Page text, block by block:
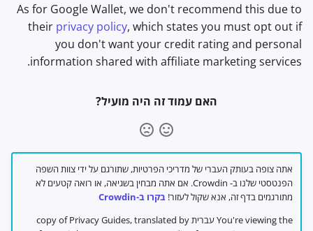
As for Google Wallet, we don't recommend this due to
their privacy policy, which states you must opt out if
you don't want your credit rating and personal
information shared with affiliate marketing services.
האם עמוד זה היה מועיל?
אתה צופה בעותק העברי של מדריכי הפרטיות, שתורגם על ידי צוות השפה
הפנטסטי שלנו ב- Crowdin. אם אתה מבחין בשגיאה, או רואה קטעים לא
מתורגמים בדף זה, אנא שקול לעזור!בקרו ב-Crowdin
You're viewing the עברית copy of Privacy Guides, translated by